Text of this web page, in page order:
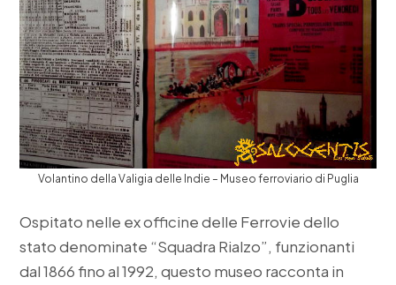
Volantino della Valigia delle Indie – Museo ferroviario di Puglia
Ospitato nelle ex officine delle Ferrovie dello
stato denominate “Squadra Rialzo”, funzionanti
dal 1866 fino al 1992, questo museo racconta in